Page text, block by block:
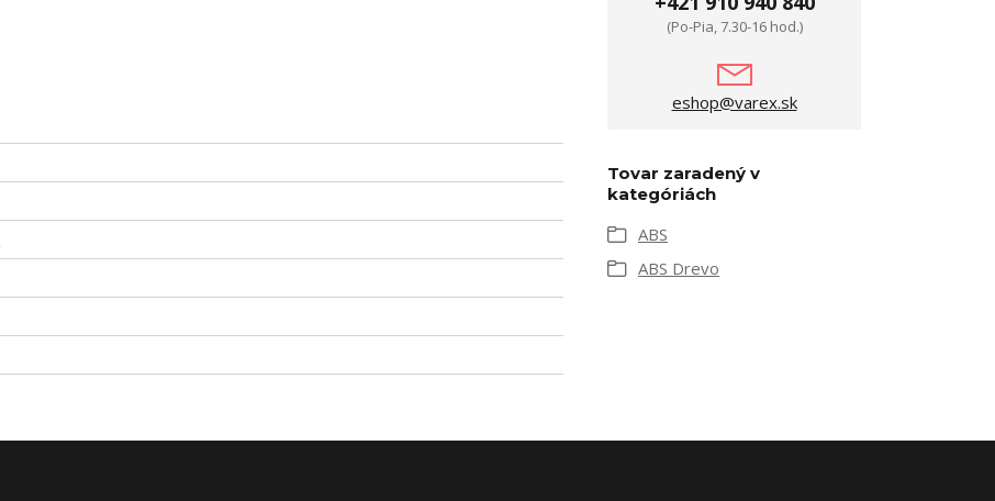
(Po-Pia, 7.30-16 hod.)
eshop@varex.sk
Tovar zaradený v
kategóriách
ABS
ABS Drevo